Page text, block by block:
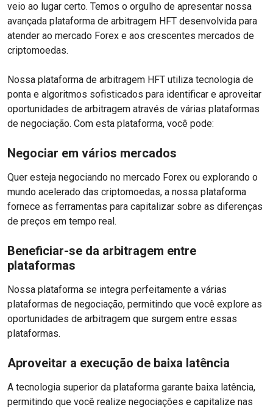
veio ao lugar certo. Temos o orgulho de apresentar nossa
avançada plataforma de arbitragem HFT desenvolvida para
atender ao mercado Forex e aos crescentes mercados de
criptomoedas.
Nossa plataforma de arbitragem HFT utiliza tecnologia de
ponta e algoritmos sofisticados para identificar e aproveitar
oportunidades de arbitragem através de várias plataformas
de negociação. Com esta plataforma, você pode:
Negociar em vários mercados
Quer esteja negociando no mercado Forex ou explorando o
mundo acelerado das criptomoedas, a nossa plataforma
fornece as ferramentas para capitalizar sobre as diferenças
de preços em tempo real.
Beneficiar-se da arbitragem entre
plataformas
Nossa plataforma se integra perfeitamente a várias
plataformas de negociação, permitindo que você explore as
oportunidades de arbitragem que surgem entre essas
plataformas.
Aproveitar a execução de baixa latência
A tecnologia superior da plataforma garante baixa latência,
permitindo que você realize negociações e capitalize nas